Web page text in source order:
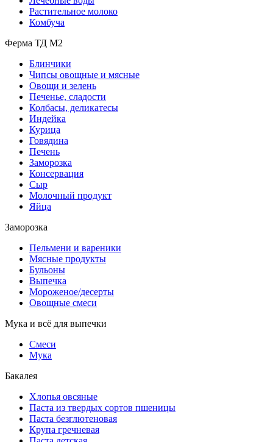
Растительное молоко
Комбуча
Ферма ТД М2
Блинчики
Чипсы овощные и мясные
Овощи и зелень
Печенье, сладости
Колбасы, деликатесы
Индейка
Курица
Говядина
Печень
Заморозка
Консервация
Сыр
Молочный продукт
Яйца
Заморозка
Пельмени и вареники
Мясные продукты
Бульоны
Выпечка
Мороженое/десерты
Овощные смеси
Мука и всё для выпечки
Смеси
Мука
Бакалея
Хлопья овсяные
Паста из твердых сортов пшеницы
Паста безглютеновая
Крупа гречневая